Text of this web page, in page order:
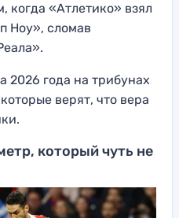
когда «Атлетико» взял
Ноу», сломав
2026 года на трибунах
верят, что вера
который чуть не